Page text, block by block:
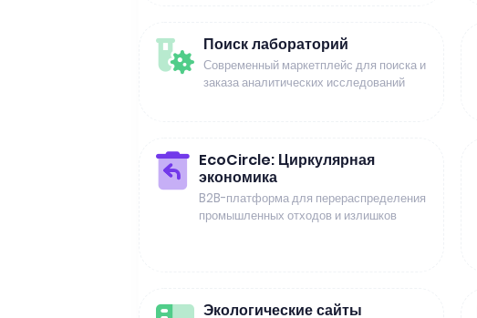
Поиск лабораторий
Современный маркетплейс для поиска и
заказа аналитических исследований
EcoCircle: Циркулярная
экономика
B2B-платформа для перераспределения
промышленных отходов и излишков
Экологические сайты